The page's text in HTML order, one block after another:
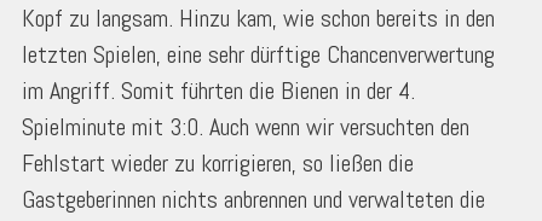
Kopf zu langsam. Hinzu kam, wie schon bereits in den
letzten Spielen, eine sehr dürftige Chancenverwertung
im Angriff. Somit führten die Bienen in der 4.
Spielminute mit 3:0. Auch wenn wir versuchten den
Fehlstart wieder zu korrigieren, so ließen die
Gastgeberinnen nichts anbrennen und verwalteten die